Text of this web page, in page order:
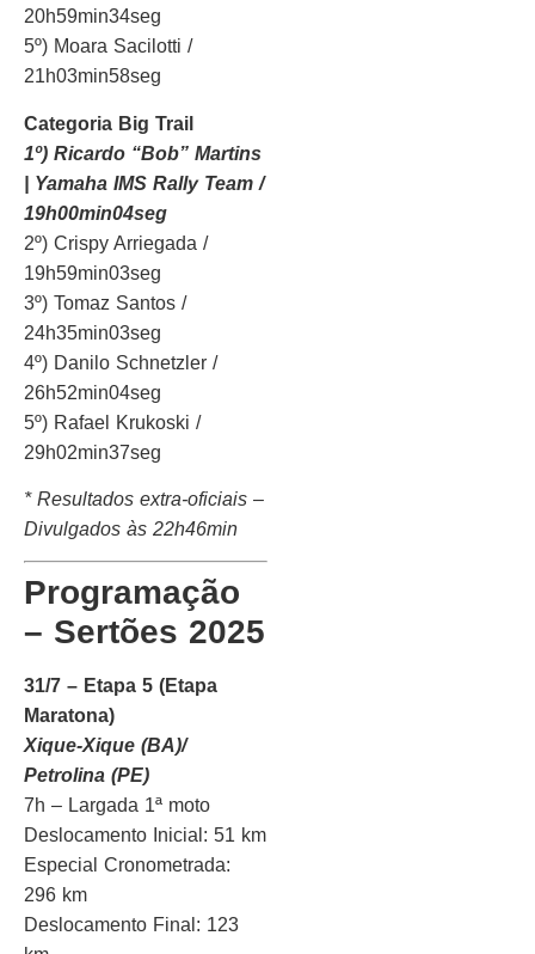
20h59min34seg
5º) Moara Sacilotti /
21h03min58seg
Categoria Big Trail
1º) Ricardo “Bob” Martins
| Yamaha IMS Rally Team /
19h00min04seg
2º) Crispy Arriegada /
19h59min03seg
3º) Tomaz Santos /
24h35min03seg
4º) Danilo Schnetzler /
26h52min04seg
5º) Rafael Krukoski /
29h02min37seg
* Resultados extra-oficiais –
Divulgados às 22h46min
Programação
– Sertões 2025
31/7 – Etapa 5 (Etapa
Maratona)
Xique-Xique (BA)/
Petrolina (PE)
7h – Largada 1ª moto
Deslocamento Inicial: 51 km
Especial Cronometrada:
296 km
Deslocamento Final: 123